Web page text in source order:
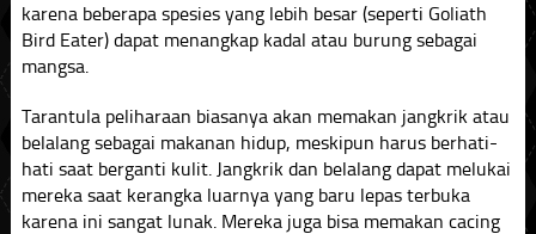
karena beberapa spesies yang lebih besar (seperti Goliath
Bird Eater) dapat menangkap kadal atau burung sebagai
mangsa.
Tarantula peliharaan biasanya akan memakan jangkrik atau
belalang sebagai makanan hidup, meskipun harus berhati-
hati saat berganti kulit. Jangkrik dan belalang dapat melukai
mereka saat kerangka luarnya yang baru lepas terbuka
karena ini sangat lunak. Mereka juga bisa memakan cacing